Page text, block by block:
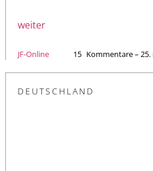
weiter
JF-Online 15 Kommentare – 25.
DEUTSCHLAND